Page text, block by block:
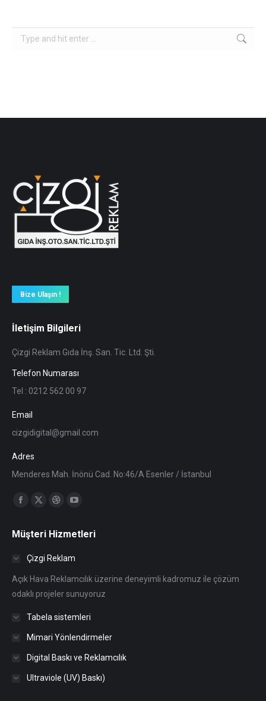
Search:
Bize Ulaşın !
İletişim Bilgileri
Çizgi Reklam Gıda İnş. San. Tic. Ltd. Şti.
Telefon Numarası
Tel : 0212 562 00 97
Email
cizgidigital@gmail.com
Adres
Menderes Mah. İnönü Cad. No:46/A Esenler / İstanbul
Find us on:
Facebook
opens
window
X
opens
in
window
Dribbble
opens
in
window
opens
window
Müşteri Hizmetleri
Çizgi Reklam
Açık Hava Reklamcılık üzerine deneyimli kadromuz ile çözüm
odaklı projeler sunuyoruz
Tabela sistemleri
Mimari Yönlendirmeler
Digital Baskı ve Reklamcılık
Ultraviole (UV) Baskı)